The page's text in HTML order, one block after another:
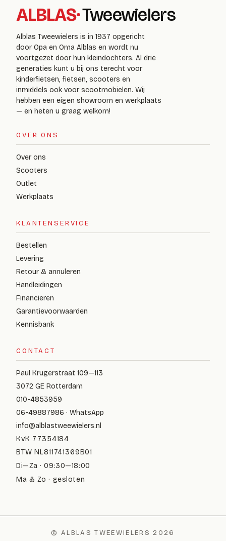
ALBLAS·Tweewielers
Alblas Tweewielers is in 1937 opgericht
door Opa en Oma Alblas en wordt nu
voortgezet door hun kleindochters. Al drie
generaties kunt u bij ons terecht voor
kinderfietsen, fietsen, scooters en
inmiddels ook voor scootmobielen. Wij
hebben een eigen showroom en werkplaats
— en heten u graag welkom!
OVER ONS
Over ons
Scooters
Outlet
Werkplaats
KLANTENSERVICE
Bestellen
Levering
Retour & annuleren
Handleidingen
Financieren
Garantievoorwaarden
Kennisbank
CONTACT
Paul Krugerstraat 109—113
3072 GE Rotterdam
010-4853959
06-49887986 · WhatsApp
info@alblastweewielers.nl
KvK 77354184
BTW NL811741369B01
Di—Za · 09:30—18:00
Ma & Zo · gesloten
© ALBLAS TWEEWIELERS 2026